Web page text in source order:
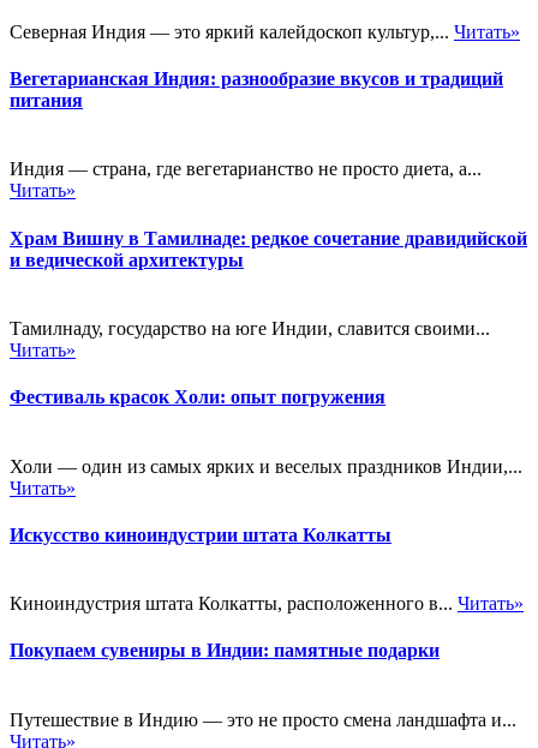
Северная Индия — это яркий калейдоскоп культур,... Читать»
Вегетарианская Индия: разнообразие вкусов и традиций
питания
Индия — страна, где вегетарианство не просто диета, а...
Читать»
Храм Вишну в Тамилнаде: редкое сочетание дравидийской
и ведической архитектуры
Тамилнаду, государство на юге Индии, славится своими...
Читать»
Фестиваль красок Холи: опыт погружения
Холи — один из самых ярких и веселых праздников Индии,...
Читать»
Искусство киноиндустрии штата Колкатты
Киноиндустрия штата Колкатты, расположенного в... Читать»
Покупаем сувениры в Индии: памятные подарки
Путешествие в Индию — это не просто смена ландшафта и...
Читать»